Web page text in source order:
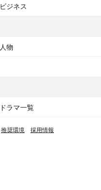
ビジネス
人物
ドラマ一覧
推奨環境 採用情報